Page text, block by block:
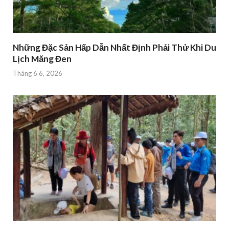
Những Đặc Sản Hấp Dẫn Nhất Định Phải Thử Khi Du
Lịch Măng Đen
Tháng 6 6, 2026